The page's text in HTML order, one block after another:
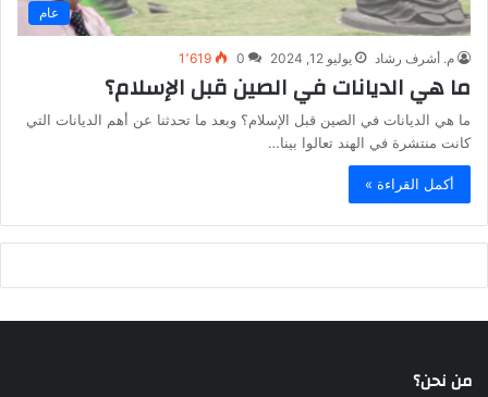
عام
م. أشرف رشاد يوليو 12, 2024 0 1٬619
ما هي الديانات في الصين قبل الإسلام؟
ما هي الديانات في الصين قبل الإسلام؟ وبعد ما تحدثنا عن أهم الديانات التي
كانت منتشرة في الهند تعالوا بينا…
أكمل القراءة »
من نحن؟